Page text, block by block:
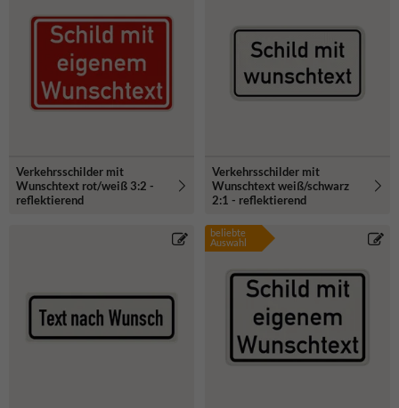
Verkehrsschilder mit
Wunschtext rot/weiß 3:2 -
reflektierend
Verkehrsschilder mit
Wunschtext weiß/schwarz
2:1 - reflektierend
beliebte
Auswahl